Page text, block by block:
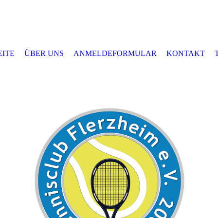
ÜBER UNS ANMELDEFORMULAR KONTAKT